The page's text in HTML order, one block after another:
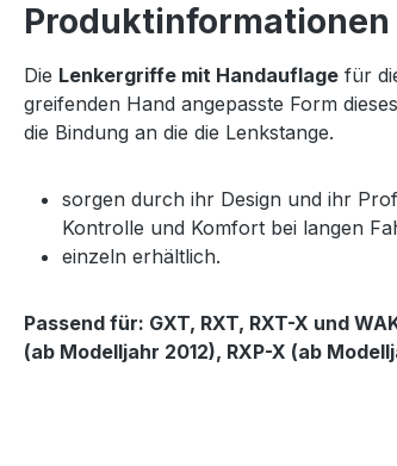
Die Lenkergriffe mit Handauflage für
greifenden Hand angepasste Form
die Bindung an die die Lenkstange.
sorgen durch ihr Design und ihr
Kontrolle und Komfort bei langen
einzeln erhältlich.
Passend für: GXT, RXT, RXT-X und
(ab Modelljahr 2012), RXP-X (ab